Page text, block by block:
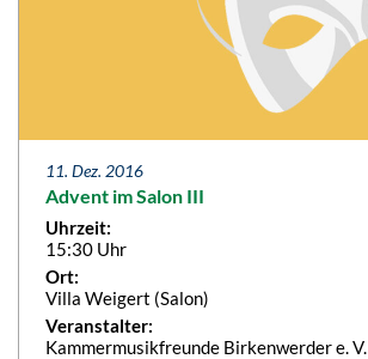
11. Dez. 2016
Advent im Salon III
Uhrzeit:
15:30 Uhr
Ort:
Villa Weigert (Salon)
Veranstalter:
Kammermusikfreunde Birkenwerder e. V.